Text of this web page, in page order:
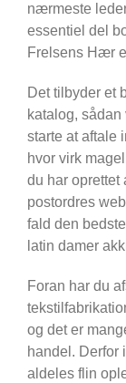
nærmeste
essentiel del
Frelsens Hær
Det tilbyder et
katalog,
starte at aftale
hvor virk
du har
postordres
fald den
latin damer
Foran har du
og det er
handel. Derfor
aldeles flin